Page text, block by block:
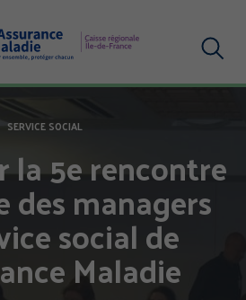
Votre
SERVICE SOCIAL
la 5e rencontre
des managers
social de
Maladie